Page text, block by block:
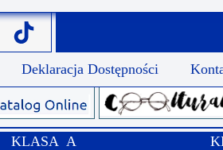
KLASA A
Deklaracja Dostępności